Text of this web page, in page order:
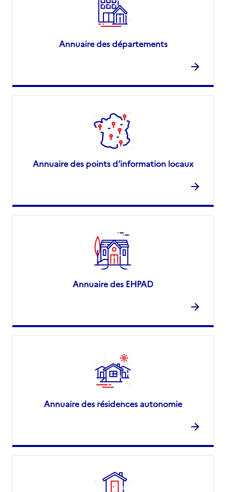
Annuaire des départements
Annuaire des points d’information locaux
Annuaire des EHPAD
Annuaire des résidences autonomie